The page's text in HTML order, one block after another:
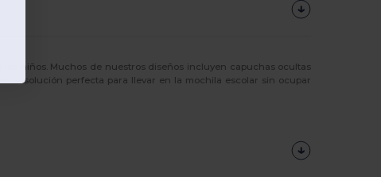
niños. Muchos de nuestros diseños incluyen capuchas ocultas
la solución perfecta para llevar en la mochila escolar sin ocupar